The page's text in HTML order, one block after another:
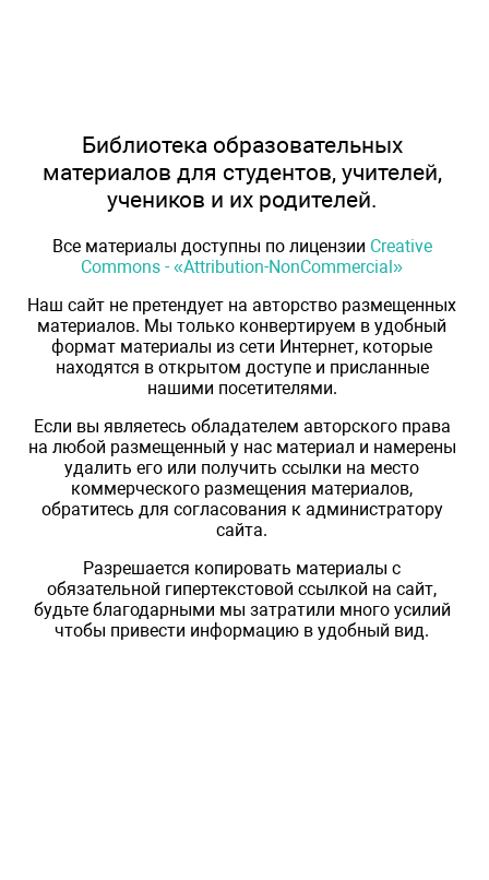
Библиотека образовательных
материалов для студентов, учителей,
учеников и их родителей.
Все материалы доступны по лицензии Creative
Commons - «Attribution-NonCommercial»
Наш сайт не претендует на авторство размещенных
материалов. Мы только конвертируем в удобный
формат материалы из сети Интернет, которые
находятся в открытом доступе и присланные
нашими посетителями.
Если вы являетесь обладателем авторского права
на любой размещенный у нас материал и намерены
удалить его или получить ссылки на место
коммерческого размещения материалов,
обратитесь для согласования к администратору
сайта.
Разрешается копировать материалы с
обязательной гипертекстовой ссылкой на сайт,
будьте благодарными мы затратили много усилий
чтобы привести информацию в удобный вид.